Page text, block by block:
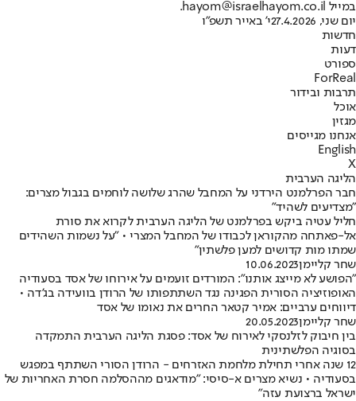
במייל hayom@israelhayom.co.il.
יום שני, 27.4.2026
י' באייר תשפ"ו
חדשות
דעות
ספורט
ForReal
תרבות ובידור
אוכל
מגזין
אנחנו מגייסים
English
X
הליגה הערבית
חבר הפרלמנט הירדני על המחבל שהרג שלושה לוחמים בגבול מצרים:
"מצדיעים לשהיד"
חליל עטיה ביקש בפרלמנט של הליגה הערבית לקרוא את סורת
אל-פאתחה מהקוראן לכבודו של המחבל המצרי • "על נשמות השהידים
שמתו מות קדושים למען פלשתין"
שחר קליימן10.06.2023
"הפושע לא מייצג אותנו": המורדים זועמים על אירוחו של אסד בסעודיה
האופוזיציה הסורית הפגינה נגד השתתפותו של הרודן בוועידה בג'דה •
דיווחים ערביים: אמיר קטאר החרים את נאומו של אסד
שחר קליימן20.05.2023
בין חיבוק לזלנסקי לאירוח של אסד: פסגת הליגה הערבית התמקדה
בסוגיה הפלשתינית
12 שנה אחרי תחילת מלחמת האזרחים - הרודן הסורי השתתף במפגש
בסעודיה • נשיא מצרים א-סיסי: "מודאגים מההסלמה חסרת האחריות של
ישראל ברצועת עזה"